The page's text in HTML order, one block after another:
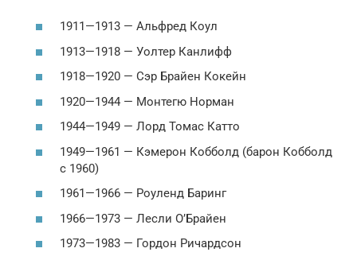
1911—1913 — Альфред Коул
1913—1918 — Уолтер Канлифф
1918—1920 — Сэр Брайен Кокейн
1920—1944 — Монтегю Норман
1944—1949 — Лорд Томас Катто
1949—1961 — Кэмерон Кобболд (барон Кобболд
с 1960)
1961—1966 — Роуленд Баринг
1966—1973 — Лесли О’Брайен
1973—1983 — Гордон Ричардсон